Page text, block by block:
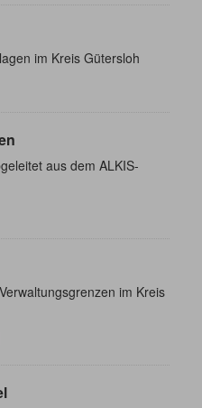
im Kreis Gütersloh
aus dem ALKIS-
im Kreis